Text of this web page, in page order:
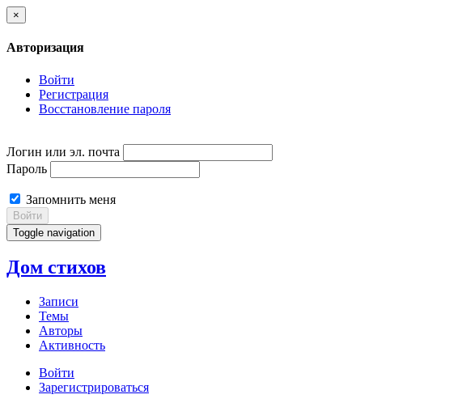
×
Авторизация
Войти
Регистрация
Восстановление пароля
Логин или эл. почта
Пароль
Запомнить меня
Войти
Toggle navigation
Дом стихов
Записи
Темы
Авторы
Активность
Войти
Зарегистрироваться